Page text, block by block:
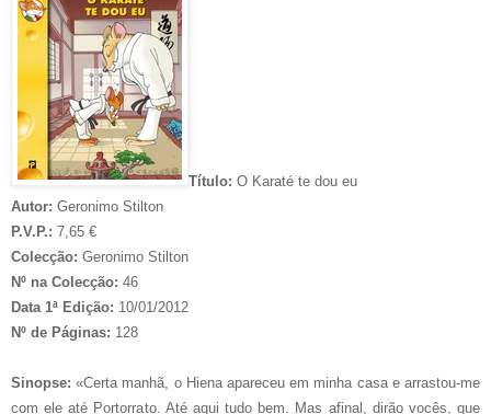
Título: O Karaté te dou eu
Autor: Geronimo Stilton
P.V.P.: 7,65 €
Colecção: Geronimo Stilton
Nº na Colecção: 46
Data 1ª Edição: 10/01/2012
Nº de Páginas: 128
Sinopse: «Certa manhã, o Hiena apareceu em minha casa e arrastou-me
com ele até Portorrato. Até aqui tudo bem. Mas afinal, dirão vocês, que